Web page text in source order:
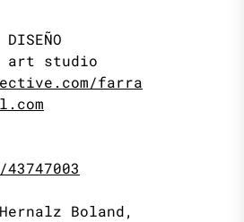
art studio
farra
Boland,